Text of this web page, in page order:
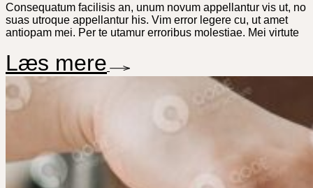
Consequatum facilisis an, unum novum appellantur vis ut, no
suas utroque appellantur his. Vim error legere cu, ut amet
antiopam mei. Per te utamur erroribus molestiae. Mei virtute
Læs mere